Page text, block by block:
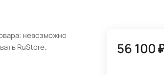
невозможно
RuStore.
56 100